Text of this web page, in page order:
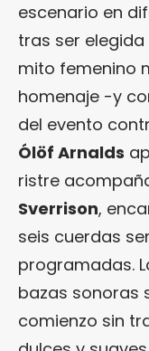
escenario en
tras ser
mito femenino
homenaje -y
del evento
Ólöf Arnalds
ristre
Sverrison,
seis cuerdas
programadas.
bazas sonoras
comienzo sin